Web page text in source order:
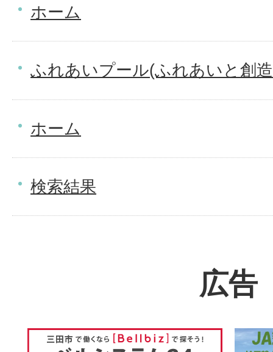
ホーム
ふれあいプール(ふれあいと創
ホーム
検索結果
広告